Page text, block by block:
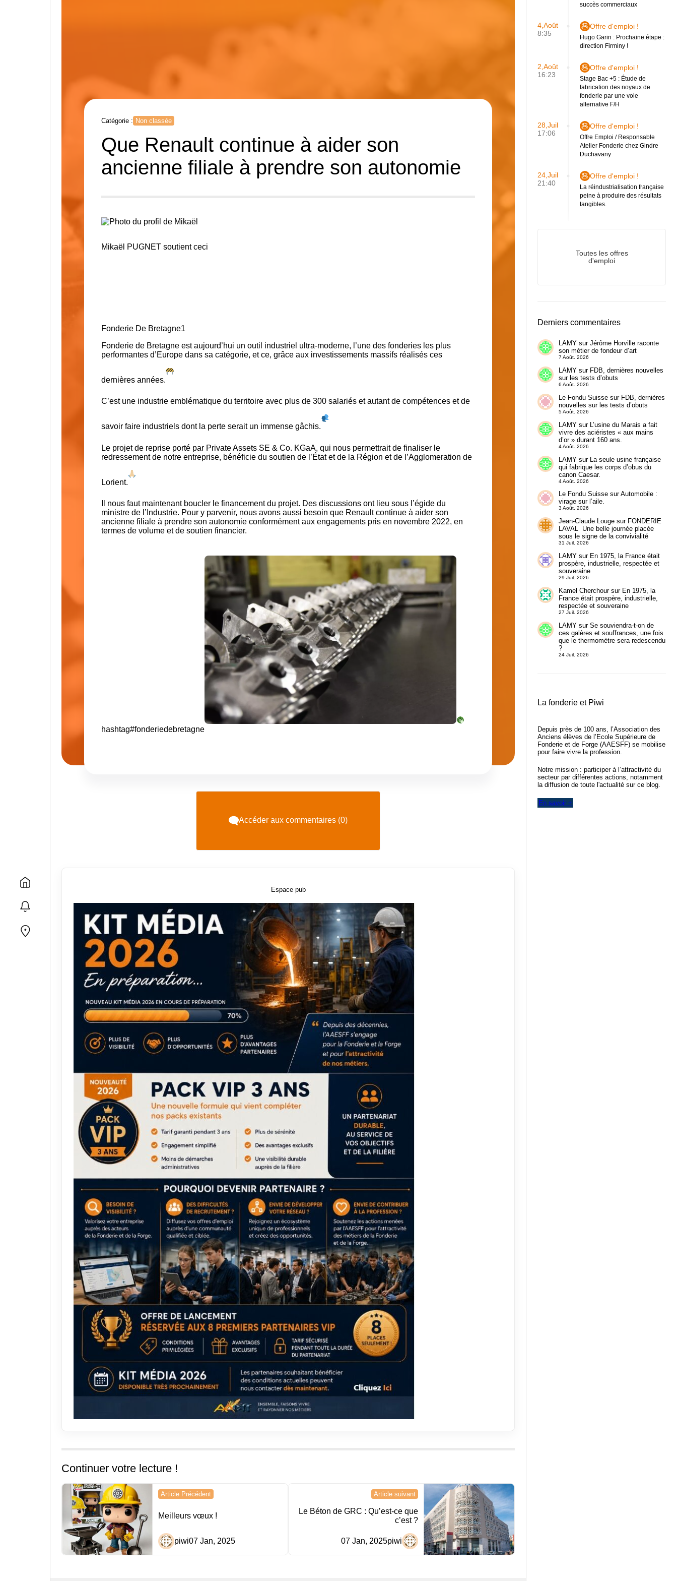
Catégorie : Non classée
Que Renault continue à aider son
ancienne filiale à prendre son autonomie
Mikaël PUGNETsoutient ceci
Fonderie De Bretagne1
Fonderie de Bretagne est aujourd’hui un outil industriel ultra-moderne, l’une des fonderies les plus
performantes d’Europe dans sa catégorie, et ce, grâce aux investissements massifs réalisés ces
dernières années.
C’est une industrie emblématique du territoire avec plus de 300 salariés et autant de compétences et de
savoir faire industriels dont la perte serait un immense gâchis.
Le projet de reprise porté par Private Assets SE & Co. KGaA, qui nous permettrait de finaliser le
redressement de notre entreprise, bénéficie du soutien de l’État et de la Région et de l’Agglomeration de
Lorient.
Il nous faut maintenant boucler le financement du projet. Des discussions ont lieu sous l’égide du
ministre de l’Industrie. Pour y parvenir, nous avons aussi besoin que Renault continue à aider son
ancienne filiale à prendre son autonomieconformément aux engagements pris en novembre 2022, en
termes de volume et de soutien financier.
hashtag#fonderiedebretagne
Accéder aux commentaires (0)
Espace pub
Continuer votre lecture !
Navigation
de
l’article
Article Précédent
Meilleurs vœux !
piwi07 Jan, 2025
Article suivant
Le Béton de GRC : Qu’est-ce que
c’est ?
piwi
07 Jan, 2025
succès commerciaux
4,Août
8:35
Offre d'emploi !
Hugo Garin : Prochaine étape :
direction Firminy !
2,Août
16:23
Offre d'emploi !
Stage Bac +5 : Étude de
fabrication des noyaux de
fonderie par une voie
alternative F/H
28,Juil
17:06
Offre d'emploi !
Offre Emploi / Responsable
Atelier Fonderie chez Gindre
Duchavany
24,Juil
21:40
Offre d'emploi !
La réindustrialisation française
peine à produire des résultats
tangibles.
Toutes les offres
d'emploi
Derniers commentaires
LAMYsur Jérôme Horville raconte
son métier de fondeur d’art
7 Août. 2026
LAMYsur FDB, dernières nouvelles
sur les tests d’obuts
6 Août. 2026
Le Fondu Suissesur FDB, dernières
nouvelles sur les tests d’obuts
5 Août. 2026
LAMYsur L’usine du Marais a fait
vivre des aciéristes « aux mains
d’or » durant 160 ans.
4 Août. 2026
LAMYsur La seule usine française
qui fabrique les corps d’obus du
canon Caesar.
4 Août. 2026
Le Fondu SuissesurAutomobile :
virage sur l’aile.
3 Août. 2026
Jean-Claude Lougesur FONDERIE
LAVAL Une belle journée placée
sous le signe de la convivialité
31 Juil. 2026
LAMYsur En 1975, la France était
prospère, industrielle, respectée et
souveraine
29 Juil. 2026
Kamel Cherchoursur En 1975, la
France était prospère, industrielle,
respectée et souveraine
27 Juil. 2026
LAMYsur Se souviendra-t-on de
ces galères et souffrances, une fois
que le thermomètre sera redescendu
?
24 Juil. 2026
La fonderie et Piwi
Depuis près de 100 ans, l’Association des
Anciens élèves de l’Ecole Supérieure de
Fonderie et de Forge (AAESFF) se mobilise
pour faire vivre la profession.
Notre mission : participer à l’attractivité du
secteur par différentes actions, notamment
la diffusion de toute l'actualité sur ce blog.
En savoir +